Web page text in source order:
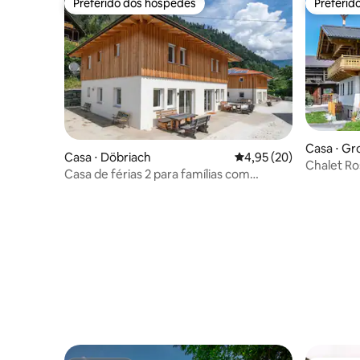
Preferido dos hóspedes
Preferido dos hóspedes
Casa ⋅ Döbriach 4,95 de uma avaliação
4,95 (20)
Casa de férias 2 para famílias com
Casa ⋅
Chalet